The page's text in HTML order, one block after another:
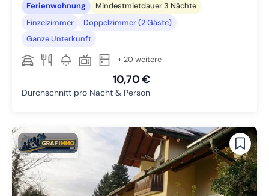
Ferienwohnung
Mindestmietdauer 3 Nächte
Einzelzimmer
Doppelzimmer (2 Gäste)
Ganze Unterkunft
+ 20 weitere
10,70 €
Durchschnitt pro Nacht & Person